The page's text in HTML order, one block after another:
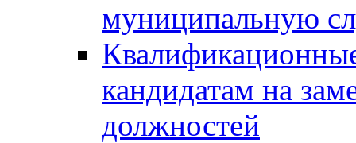
муниципальную
кандидатам на
должностей